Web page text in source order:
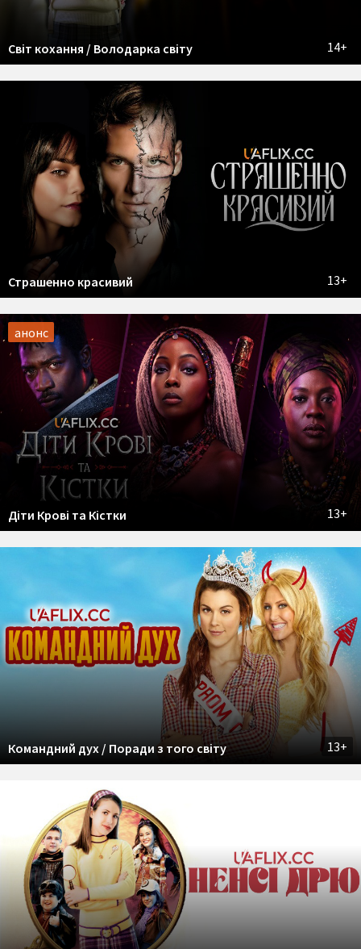
14+
Світ кохання / Володарка світу
13+
Страшенно красивий
анонс
13+
Діти Крові та Кістки
13+
Командний дух / Поради з того світу